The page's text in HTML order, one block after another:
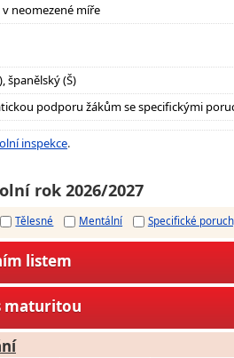
neomezené míře
španělský (Š)
podporu žákům se specifickými
inspekce.
rok 2026/2027
Tělesné Mentální Specifické
listem
maturitou